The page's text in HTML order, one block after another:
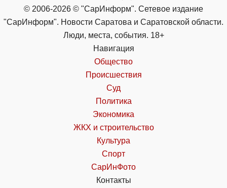
© 2006-2026 © "СарИнформ". Сетевое издание
"СарИнформ". Новости Саратова и Саратовской области.
Люди, места, события. 18+
Навигация
Общество
Происшествия
Суд
Политика
Экономика
ЖКХ и строительство
Культура
Спорт
СарИнФото
Контакты